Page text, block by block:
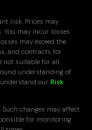
risk. Prices may
You may incur losses
may exceed the
and contracts for
not suitable for all
understanding of
understand ourRisk
changes may affect
for monitoring